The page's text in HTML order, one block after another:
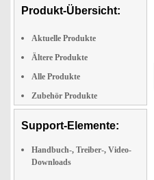
Produkt-Übersicht:
Aktuelle Produkte
Ältere Produkte
Alle Produkte
Zubehör Produkte
Support-Elemente:
Handbuch-, Treiber-, Video-
Downloads